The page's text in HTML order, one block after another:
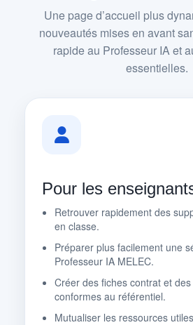
Une page d’accueil plus
nouveautés mises en avant
rapide au Professeur IA et
essentielles.
Pour les
Retrouver rapidement des
en classe.
Préparer plus facilement une
Professeur IA MELEC.
Créer des fiches contrat et
conformes au référentiel.
Mutualiser les ressources